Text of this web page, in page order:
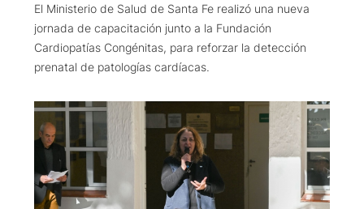
El Ministerio de Salud de Santa Fe realizó una nueva
jornada de capacitación junto a la Fundación
Cardiopatías Congénitas, para reforzar la detección
prenatal de patologías cardíacas.